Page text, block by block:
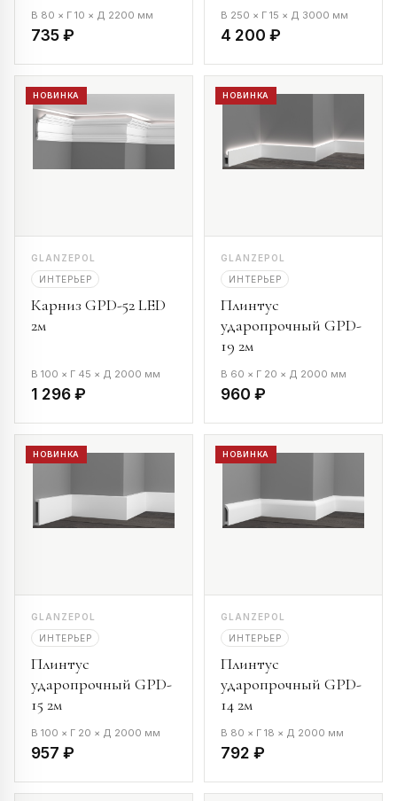
В 80 × Г 10 × Д 2200 мм
735 ₽
В 250 × Г 15 × Д 3000 мм
4 200 ₽
НОВИНКА
GLANZEPOL
ИНТЕРЬЕР
Карниз GPD-52 LED
2м
В 100 × Г 45 × Д 2000 мм
1 296 ₽
НОВИНКА
GLANZEPOL
ИНТЕРЬЕР
Плинтус
ударопрочный GPD-
19 2м
В 60 × Г 20 × Д 2000 мм
960 ₽
НОВИНКА
GLANZEPOL
ИНТЕРЬЕР
Плинтус
ударопрочный GPD-
15 2м
В 100 × Г 20 × Д 2000 мм
957 ₽
НОВИНКА
GLANZEPOL
ИНТЕРЬЕР
Плинтус
ударопрочный GPD-
14 2м
В 80 × Г 18 × Д 2000 мм
792 ₽